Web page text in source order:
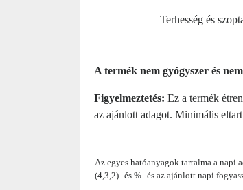
Terhesség és
A termék nem gyógyszer és
Figyelmeztetés: Ez a termék
az ajánlott adagot. Minimális
Az egyes hatóanyagok tartalma a napi
(4,3,2) és % és az ajánlott napi